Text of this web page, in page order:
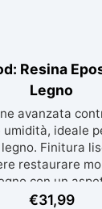
Resina
Legno
avanzata
ideale
Finitura
restaurare
con un
del legno
€31,99